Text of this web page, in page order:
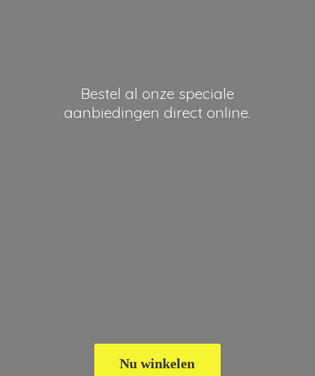
Bestel al onze speciale
aanbiedingendirect online.
Nu winkelen